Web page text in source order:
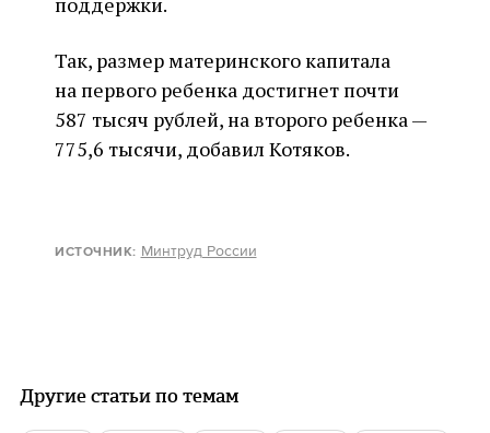
Так, размер материнского капитала
на первого ребенка достигнет почти
587 тысяч рублей, на второго ребенка —
775,6 тысячи, добавил Котяков.
ИСТОЧНИК: Минтруд России
Другие статьи по темам